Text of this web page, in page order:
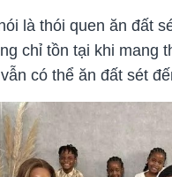
là thói quen ăn đất
chỉ tồn tại khi mang
có thể ăn đất sét